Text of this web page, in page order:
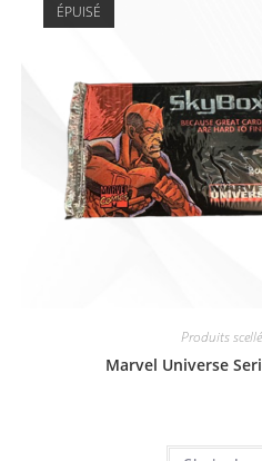
ÉPUISÉ
Produits
Marvel Universe